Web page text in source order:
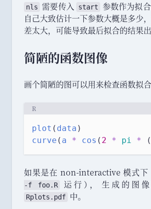
nls 需要传入 start 参数作为拟
自己大致估计一下参数大概是多少，
差太大， 可能导致最后拟合的结果
简陋的函数图像
画个简陋的图可以用来检查函数拟
R
plot ( data )
curve ( a * cos ( 2 * pi * (
如果是在 non-interactive 模式下
-f foo.R
运行 ） ， 生成的图
Rplots.pdf 中。